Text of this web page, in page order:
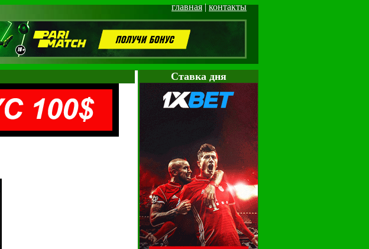
главная|контакты
Cтавка дня